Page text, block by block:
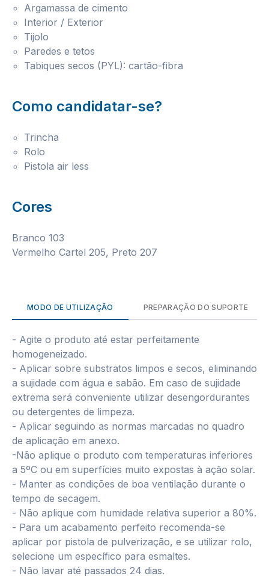
Argamassa de cimento
Interior / Exterior
Tijolo
Paredes e tetos
Tabiques secos (PYL): cartão-fibra
Como candidatar-se?
Trincha
Rolo
Pistola air less
Cores
Branco 103
Vermelho Cartel 205, Preto 207
MODO DE UTILIZAÇÃO PREPARAÇÃO DO SUPORTE
- Agite o produto até estar perfeitamente
homogeneizado.
- Aplicar sobre substratos limpos e secos, eliminando
a sujidade com água e sabão. Em caso de sujidade
extrema será conveniente utilizar desengordurantes
ou detergentes de limpeza.
- Aplicar seguindo as normas marcadas no quadro
de aplicação em anexo.
-Não aplique o produto com temperaturas inferiores
a 5ºC ou em superfícies muito expostas à ação solar.
- Manter as condições de boa ventilação durante o
tempo de secagem.
- Não aplique com humidade relativa superior a 80%.
- Para um acabamento perfeito recomenda-se
aplicar por pistola de pulverização, e se utilizar rolo,
selecione um específico para esmaltes.
- Não lavar até passados 24 dias.